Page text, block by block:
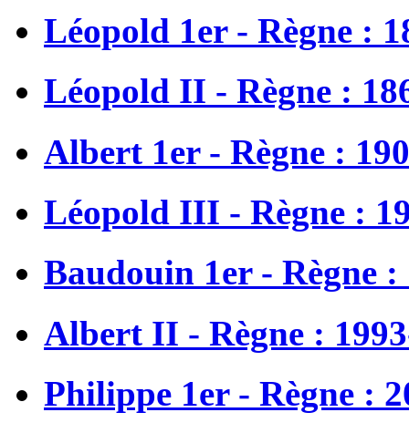
Léopold 1er - Règne :
Léopold II - Règne :
Albert 1er - Règne :
Léopold III - Règne :
Baudouin 1er - Règne :
Albert II - Règne :
Philippe 1er - Règne :